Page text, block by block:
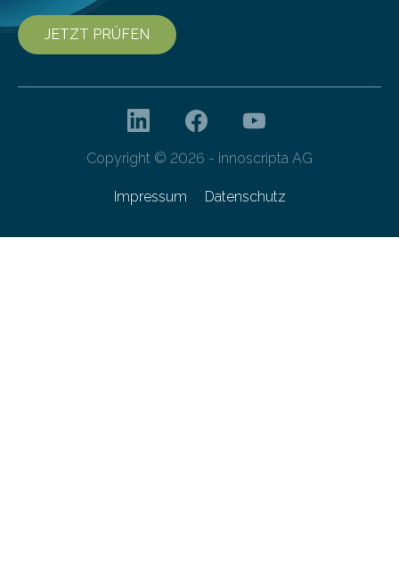
JETZT PRÜFEN
Copyright © 2026 - innoscripta AG
Impressum Datenschutz